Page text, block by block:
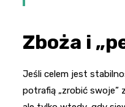
Zboża i
Jeśli celem jest
potrafią „zrobić swoje”